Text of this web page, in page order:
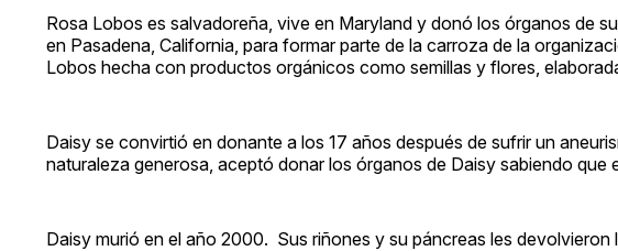
Rosa Lobos es salvadoreña, vive en Maryland y donó los órganos de
en Pasadena, California, para formar parte de la carroza de la
Lobos hecha con productos orgánicos como semillas y flores,
Daisy se convirtió en donante a los 17 años después de sufrir un
naturaleza generosa, aceptó donar los órganos de Daisy sabiendo que
Daisy murió en el año 2000. Sus riñones y su páncreas les devolvieron